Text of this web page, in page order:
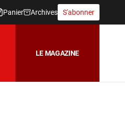
Panier Archives S'abonner
LE MAGAZINE